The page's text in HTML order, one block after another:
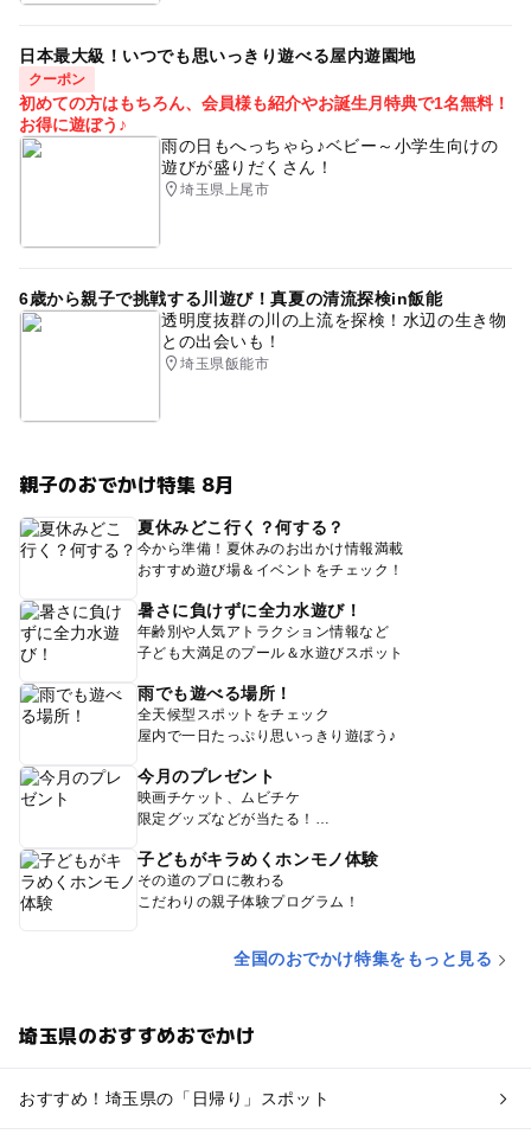
日本最大級！いつでも思いっきり遊べる屋内遊園地
クーポン
初めての方はもちろん、会員様も紹介やお誕生月特典で1名無料！
お得に遊ぼう♪
雨の日もへっちゃら♪ベビー～小学生向けの
遊びが盛りだくさん！
埼玉県上尾市
6歳から親子で挑戦する川遊び！真夏の清流探検in飯能
透明度抜群の川の上流を探検！水辺の生き物
との出会いも！
埼玉県飯能市
親子のおでかけ特集 8月
夏休みどこ行く？何する？
今から準備！夏休みのお出かけ情報満載
おすすめ遊び場＆イベントをチェック！
暑さに負けずに全力水遊び！
年齢別や人気アトラクション情報など
子ども大満足のプール＆水遊びスポット
雨でも遊べる場所！
全天候型スポットをチェック
屋内で一日たっぷり思いっきり遊ぼう♪
今月のプレゼント
映画チケット、ムビチケ
限定グッズなどが当たる！
子どもがキラめくホンモノ体験
その道のプロに教わる
こだわりの親子体験プログラム！
全国のおでかけ特集をもっと見る
埼玉県のおすすめおでかけ
おすすめ！埼玉県の「日帰り」スポット